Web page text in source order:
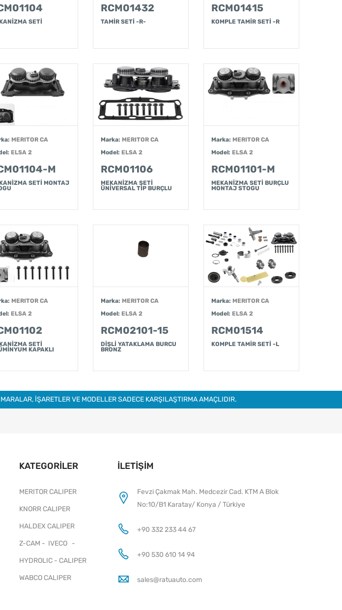
SETİ
RCM01432
TAMİR SETİ -R-
RCM01415
KOMPLE TAMİR SETİ -R
MERITOR CA
ELSA 2
M
SETİ MONTAJ
Marka: MERITOR CA
Model: ELSA 2
RCM01106
MEKANİZMA SETİ
ÜNİVERSAL TİP BURÇLU
Marka: MERITOR CA
Model: ELSA 2
RCM01101-M
MEKANİZMA SETİ BURÇLU
MONTAJ STOGU
MERITOR CA
ELSA 2
SETİ
KAPAKLI
Marka: MERITOR CA
Model: ELSA 2
RCM02101-15
DİŞLİ YATAKLAMA BURCU
BRONZ
Marka: MERITOR CA
Model: ELSA 2
RCM01514
KOMPLE TAMİR SETİ -L
İŞARETLER VE MODELLER SADECE KARŞILAŞTIRMA AMAÇLIDIR.
KATEGORILER
MERITOR CALIPER
KNORR CALIPER
HALDEX CALIPER
Z-CAM - IVECO -
HYDROLIC - CALIPER
WABCO CALIPER
İLETIŞIM
Fevzi Çakmak Mah. Medcezir Cad. KTM A Blok
No:10/B1 Karatay/ Konya / Türkiye
+90 332 233 44 67
+90 530 610 14 94
sales@ratuauto.com